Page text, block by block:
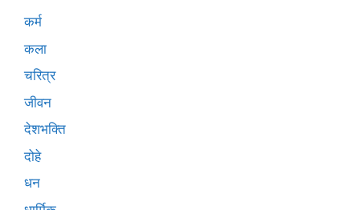
कर्म
कला
चरित्र
जीवन
देशभक्ति
दोहे
धन